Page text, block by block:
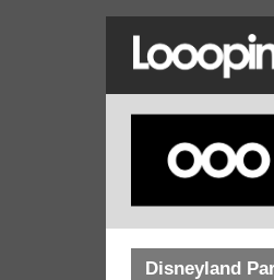
Disneyland